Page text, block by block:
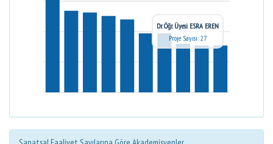
Dr. Öğr. Üyesi ESRA EREN
Proje Sayısı: 27